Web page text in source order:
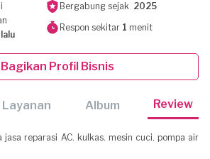
Bergabung sejak 2025
Respon sekitar 1 menit
Bagikan Profil Bisnis
Layanan Album Review
jasa reparasi AC. kulkas. mesin cuci. pompa air